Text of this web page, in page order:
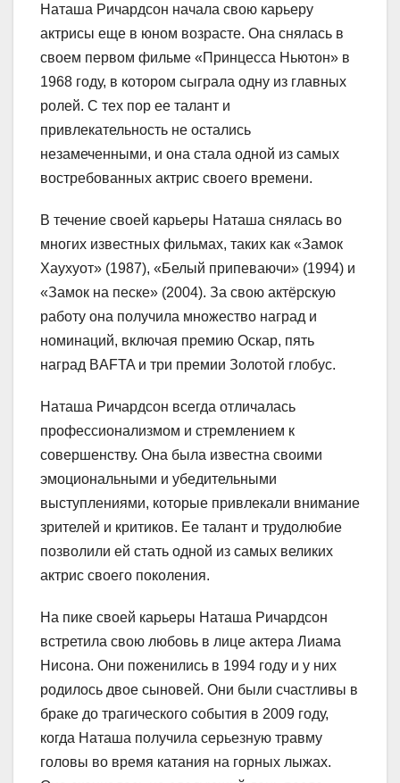
Наташа Ричардсон начала свою карьеру
актрисы еще в юном возрасте. Она снялась в
своем первом фильме «Принцесса Ньютон» в
1968 году, в котором сыграла одну из главных
ролей. С тех пор ее талант и
привлекательность не остались
незамеченными, и она стала одной из самых
востребованных актрис своего времени.
В течение своей карьеры Наташа снялась во
многих известных фильмах, таких как «Замок
Хаухуот» (1987), «Белый припеваючи» (1994) и
«Замок на песке» (2004). За свою актёрскую
работу она получила множество наград и
номинаций, включая премию Оскар, пять
наград BAFTA и три премии Золотой глобус.
Наташа Ричардсон всегда отличалась
профессионализмом и стремлением к
совершенству. Она была известна своими
эмоциональными и убедительными
выступлениями, которые привлекали внимание
зрителей и критиков. Ее талант и трудолюбие
позволили ей стать одной из самых великих
актрис своего поколения.
На пике своей карьеры Наташа Ричардсон
встретила свою любовь в лице актера Лиама
Нисона. Они поженились в 1994 году и у них
родилось двое сыновей. Они были счастливы в
браке до трагического события в 2009 году,
когда Наташа получила серьезную травму
головы во время катания на горных лыжах.